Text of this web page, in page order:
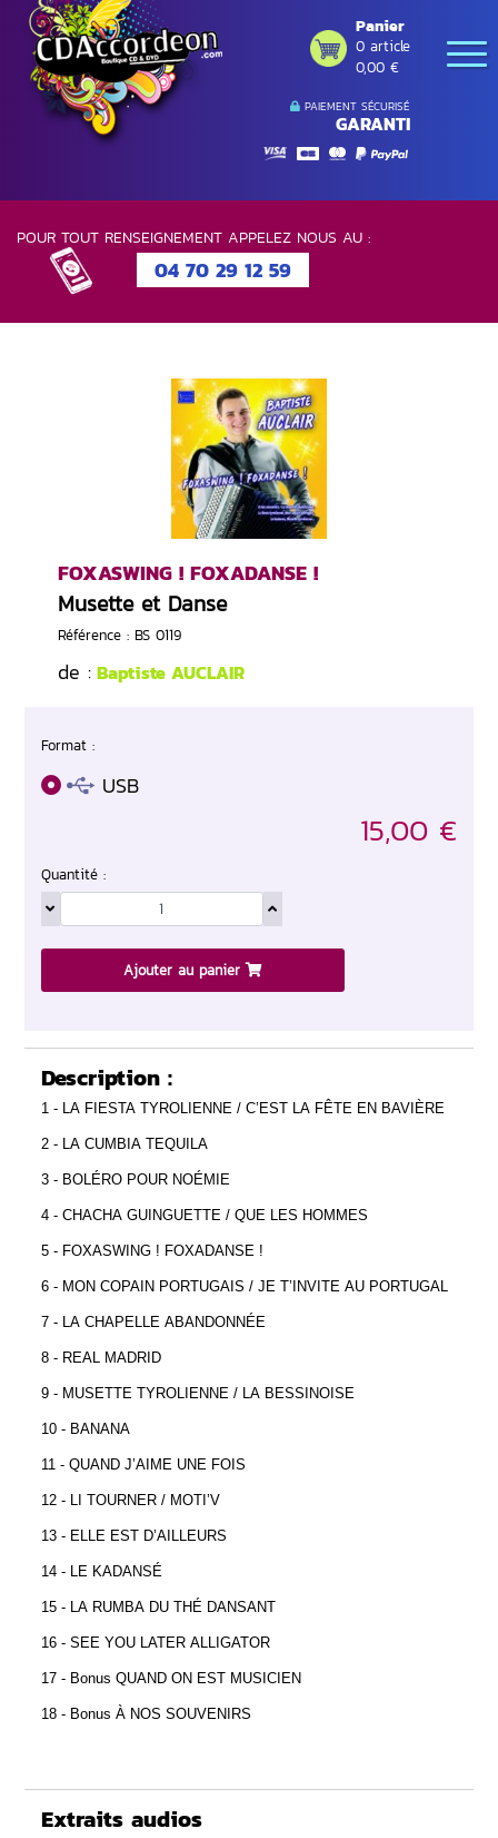
PAIEMENT SÉCURISÉ
GARANTI
Panier
0 article
0,00 €
POUR TOUT RENSEIGNEMENT APPELEZ NOUS AU :
04 70 29 12 59
FOXASWING ! FOXADANSE !
Musette et Danse
Référence : BS 0119
de : Baptiste AUCLAIR
Format :
USB
15,00 €
Quantité :
Ajouter au panier
Description :
1 - LA FIESTA TYROLIENNE / C’EST LA FÊTE EN BAVIÈRE
2 - LA CUMBIA TEQUILA
3 - BOLÉRO POUR NOÉMIE
4 - CHACHA GUINGUETTE / QUE LES HOMMES
5 - FOXASWING ! FOXADANSE !
6 - MON COPAIN PORTUGAIS / JE T’INVITE AU PORTUGAL
7 - LA CHAPELLE ABANDONNÉE
8 - REAL MADRID
9 - MUSETTE TYROLIENNE / LA BESSINOISE
10 - BANANA
11 - QUAND J’AIME UNE FOIS
12 - LI TOURNER / MOTI’V
13 - ELLE EST D’AILLEURS
14 - LE KADANSÉ
15 - LA RUMBA DU THÉ DANSANT
16 - SEE YOU LATER ALLIGATOR
17 - Bonus QUAND ON EST MUSICIEN
18 - Bonus À NOS SOUVENIRS
Extraits audios